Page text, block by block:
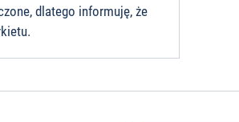
dlatego informuję, że